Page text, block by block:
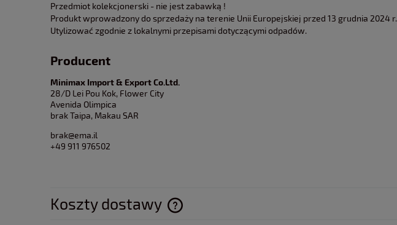
Przedmiot kolekcjonerski - nie jest zabawką !
Produkt wprowadzony do sprzedaży na terenie Unii Europejskiej przed 13 grudnia 2024 r.
Utylizować zgodnie z lokalnymi przepisami dotyczącymi odpadów.
Producent
Minimax Import & Export Co.Ltd.
28/D Lei Pou Kok, Flower City
Avenida Olimpica
brak Taipa, Makau SAR
brak@ema.il
+49 911 976502
Koszty dostawy